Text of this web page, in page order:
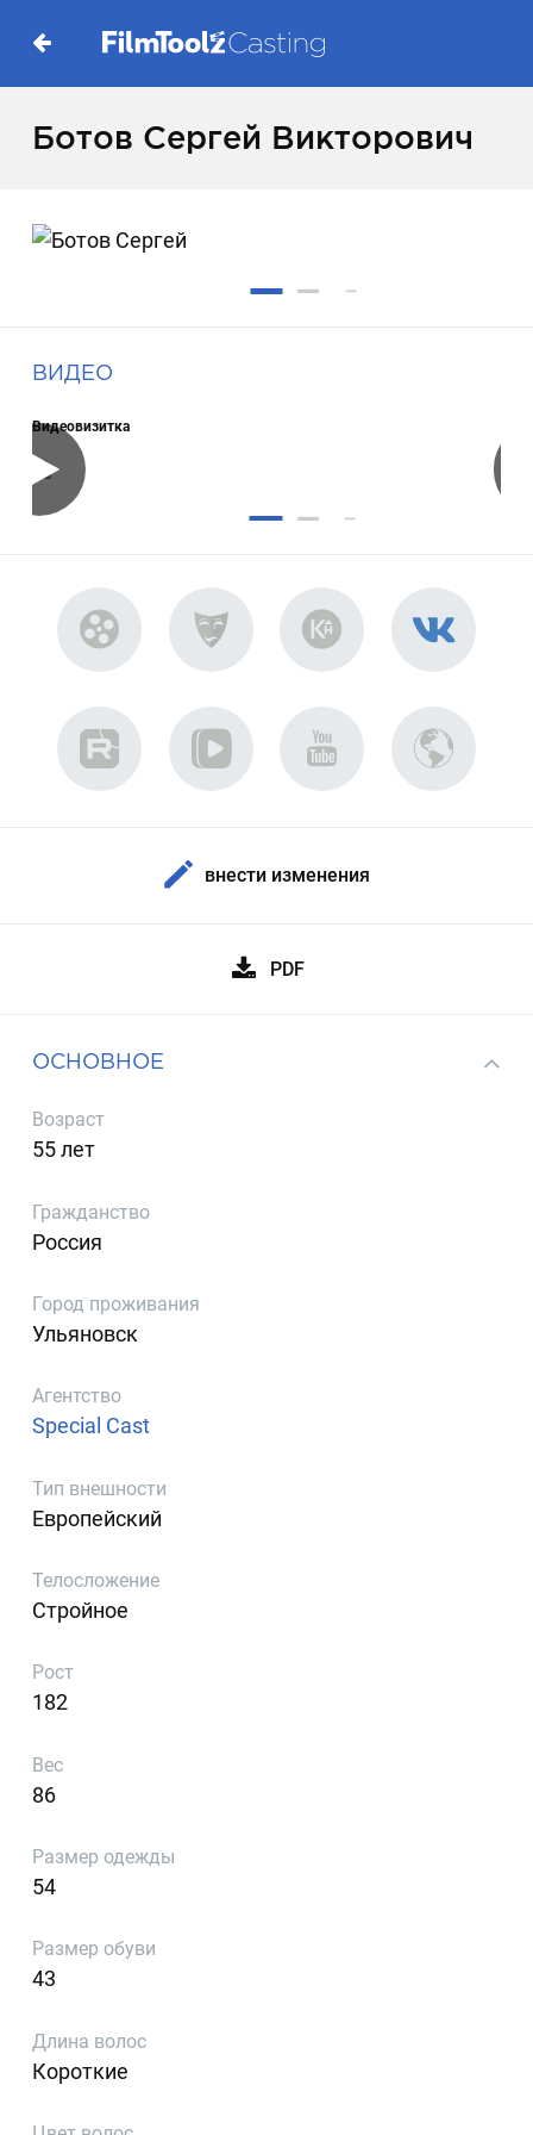
Ботов Сергей Викторович
ВИДЕО
Видеовизитка
внести изменения
PDF
ОСНОВНОЕ
Возраст
55 лет
Гражданство
Россия
Город проживания
Ульяновск
Агентство
Special Cast
Тип внешности
Европейский
Телосложение
Стройное
Рост
182
Вес
86
Размер одежды
54
Размер обуви
43
Длина волос
Короткие